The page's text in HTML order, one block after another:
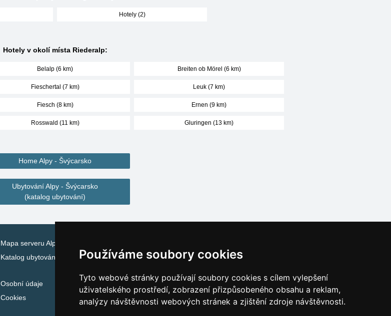
Používáme soubory cookies
Tyto webové stránky používají soubory cookies s cílem vylepšení
uživatelského prostředí, zobrazení přizpůsobeného obsahu a reklam,
analýzy návštěvnosti webových stránek a zjištění zdroje návštěvnosti.
Hotely (2)
Hotely v okolí místa Riederalp:
Belalp (6 km) Breiten ob Mörel (6 km)
Fieschertal (7 km) Leuk (7 km)
Fiesch (8 km) Ernen (9 km)
Rosswald (11 km) Gluringen (13 km)
Home Alpy - Švýcarsko
Ubytování Alpy - Švýcarsko
(katalog ubytování)
Mapa serveru Alpy - Švýcarsko
Katalog ubytování
Osobní údaje
Cookies
České hory
Chorvatsko
Alpy